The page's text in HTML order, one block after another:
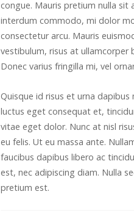
congue. Mauris pretium nulla
interdum commodo, mi dolor
consectetur arcu. Mauris
vestibulum, risus at ullamcorper
Donec varius fringilla mi, vel
Quisque id risus et urna dapibus
luctus eget consequat et,
vitae eget dolor. Nunc at nisl
eu felis. Ut eu massa ante.
faucibus dapibus libero ac
est, nec adipiscing diam. Nulla
pretium est.